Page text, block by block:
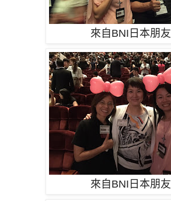
來自BNI日本朋友
來自BNI日本朋友